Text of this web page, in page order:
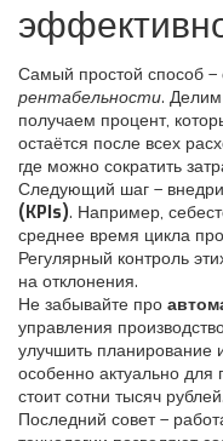
Самый простой способ –
рентабельности.
получаем процент,
остаётся после всех
где можно сократить
Следующий шаг –
(KPIs). Например,
среднее время цикла
Регулярный контроль
на отклонения.
Не забывайте про
управления
улучшить планирование
особенно актуально для
стоит сотни тысяч рублей.
Последний совет –